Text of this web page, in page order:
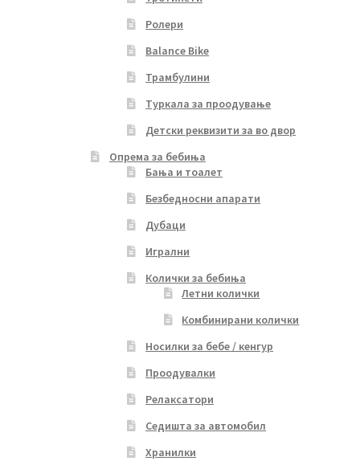
Ролери
Balance Bike
Трамбулини
Туркала за проодување
Детски реквизити за во двор
Опрема за бебиња
Бања и тоалет
Безбедносни апарати
Дубаци
Игрални
Колички за бебиња
Летни колички
Комбинирани колички
Носилки за бебе / кенгур
Проодувалки
Релаксатори
Седишта за автомобил
Хранилки